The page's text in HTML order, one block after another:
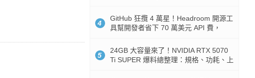
4
GitHub 狂攬 4 萬星！Headroom 開源工
具幫開發者省下 70 萬美元 API 費，
5
24GB 大容量來了！NVIDIA RTX 5070
Ti SUPER 爆料總整理：規格、功耗、上